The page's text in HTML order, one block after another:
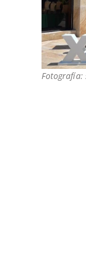
Fotografía: